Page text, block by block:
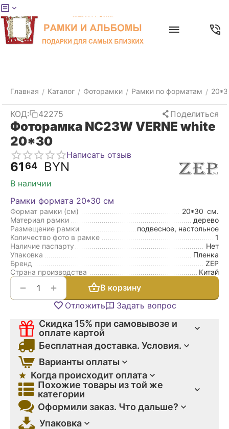
Главная / Каталог / Фоторамки / Рамки по форматам /
КОД: 42275 Поделиться
Фоторамка NC23W VERNE white
20*30
Написать отзыв
6164 BYN
В наличии
Рамки формата 20*30 см
Формат рамки (см) 20*30 см.
Материал рамки
дерево
Размещение рамки
подвесное, настольное
Количество фото в рамке
1
Наличие паспарту
Нет
Упаковка
Пленка
Бренд
ZEP
Страна производства
Китай
+
−
В корзину
Отложить
Задать вопрос
Скидка 15% при самовывозе и
оплате картой
Бесплатная доставка. Условия.
Варианты оплаты
Когда происходит оплата
Похожие товары из той же
категории
Оформили заказ. Что дальше?
Упаковка
Меню
товары